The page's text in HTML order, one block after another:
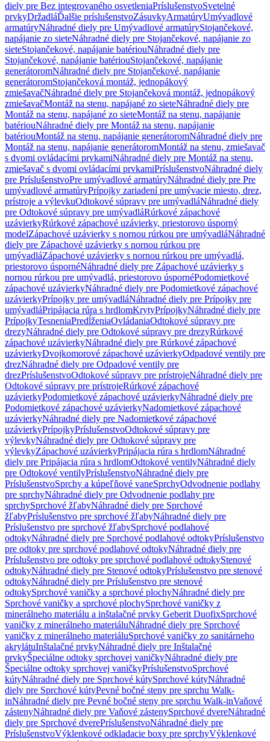
diely pre Bez integrovaného osvetleniaPríslušenstvoSvetelné
prvkyDržadláĎalšie príslušenstvoZásuvkyArmatúryUmývadlové
armatúryNáhradné diely pre Umývadlové armatúryStojančekové,
napájanie zo sieteNáhradné diely pre Stojančekové, napájanie zo
sieteStojančekové, napájanie batériouNáhradné diely pre
Stojančekové, napájanie batériouStojančekové, napájanie
generátoromNáhradné diely pre Stojančekové, napájanie
generátoromStojančeková montáž, jednopákový
zmiešavačNáhradné diely pre Stojančeková montáž, jednopákový
zmiešavačMontáž na stenu, napájané zo sieteNáhradné diely pre
Montáž na stenu, napájané zo sieteMontáž na stenu, napájanie
batériouNáhradné diely pre Montáž na stenu, napájanie
batériouMontáž na stenu, napájanie generátoromNáhradné diely pre
Montáž na stenu, napájanie generátoromMontáž na stenu, zmiešavač
s dvomi ovládacími prvkamiNáhradné diely pre Montáž na stenu,
zmiešavač s dvomi ovládacími prvkamiPríslušenstvoNáhradné diely
pre PríslušenstvoPre umývadlové armatúryNáhradné diely pre Pre
umývadlové armatúryPrípojky zariadení pre umývacie miesto, drez,
prístroje a výlevkuOdtokové súpravy pre umývadláNáhradné diely
pre Odtokové súpravy pre umývadláRúrkové zápachové
uzávierkyRúrkové zápachové uzávierky, priestorovo úsporný
modelZápachové uzávierky s nornou rúrkou pre umývadláNáhradné
diely pre Zápachové uzávierky s nornou rúrkou pre
umývadláZápachové uzávierky s nornou rúrkou pre umývadlá,
priestorovo úspornéNáhradné diely pre Zápachové uzávierky s
nornou rúrkou pre umývadlá, priestorovo úspornéPodomietkové
zápachové uzávierkyNáhradné diely pre Podomietkové zápachové
uzávierkyPrípojky pre umývadláNáhradné diely pre Prípojky pre
umývadláPripájacia rúra s hrdlomKrytyPrípojkyNáhradné diely pre
PrípojkyTesneniaPredĺženiaOvládaniaOdtokové súpravy pre
drezyNáhradné diely pre Odtokové súpravy pre drezyRúrkové
zápachové uzávierkyNáhradné diely pre Rúrkové zápachové
uzávierkyDvojkomorové zápachové uzávierkyOdpadové ventily pre
drezNáhradné diely pre Odpadové ventily pre
drezPríslušenstvoOdtokové súpravy pre prístrojeNáhradné diely pre
Odtokové súpravy pre prístrojeRúrkové zápachové
uzávierkyPodomietkové zápachové uzávierkyNáhradné diely pre
Podomietkové zápachové uzávierkyNadomietkové zápachové
uzávierkyNáhradné diely pre Nadomietkové zápachové
uzávierkyPrípojkyPríslušenstvoOdtokové súpravy pre
výlevkyNáhradné diely pre Odtokové súpravy pre
výlevkyZápachové uzávierkyPripájacia rúra s hrdlomNáhradné
diely pre Pripájacia rúra s hrdlomOdtokové ventilyNáhradné diely
pre Odtokové ventilyPríslušenstvoNáhradné diely pre
PríslušenstvoSprchy a kúpeľňové vaneSprchyOdvodnenie podlahy
pre sprchyNáhradné diely pre Odvodnenie podlahy pre
sprchySprchové žľabyNáhradné diely pre Sprchové
žľabyPríslušenstvo pre sprchové žľabyNáhradné diely pre
Príslušenstvo pre sprchové žľabySprchové podlahové
odtokyNáhradné diely pre Sprchové podlahové odtokyPríslušenstvo
pre odtoky pre sprchové podlahové odtokyNáhradné diely pre
Príslušenstvo pre odtoky pre sprchové podlahové odtokyStenové
odtokyNáhradné diely pre Stenové odtokyPríslušenstvo pre stenové
odtokyNáhradné diely pre Príslušenstvo pre stenové
odtokySprchové vaničky a sprchové plochyNáhradné diely pre
Sprchové vaničky a sprchové plochySprchové vaničky z
minerálneho materiálu a inštalačné prvky Geberit DuofixSprchové
vaničky z minerálneho materiáluNáhradné diely pre Sprchové
vaničky z minerálneho materiáluSprchové vaničky zo sanitárneho
akrylátuInštalačné prvkyNáhradné diely pre Inštalačné
prvkyŠpeciálne odtoky sprchovej vaničkyNáhradné diely pre
Špeciálne odtoky sprchovej vaničkyPríslušenstvoSprchové
kútyNáhradné diely pre Sprchové kútySprchové kútyNáhradné
diely pre Sprchové kútyPevné bočné steny pre sprchu Walk-
inNáhradné diely pre Pevné bočné steny pre sprchu Walk-inVaňové
zástenyNáhradné diely pre Vaňové zástenySprchové dvereNáhradné
diely pre Sprchové dverePríslušenstvoNáhradné diely pre
PríslušenstvoVýklenkové odkladacie boxy pre sprchyVýklenkové